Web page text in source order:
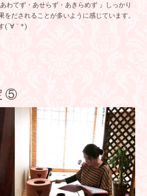
わてず・あせらず・あきらめず 』しっかり
だされることが多いように感じています。
(´∀｀*)
⑤